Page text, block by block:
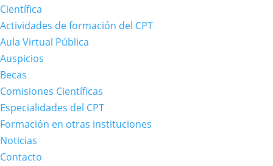
Científica
Actividades de formación del CPT
Aula Virtual Pública
Auspicios
Becas
Comisiones Científicas
Especialidades del CPT
Formación en otras instituciones
Noticias
Contacto